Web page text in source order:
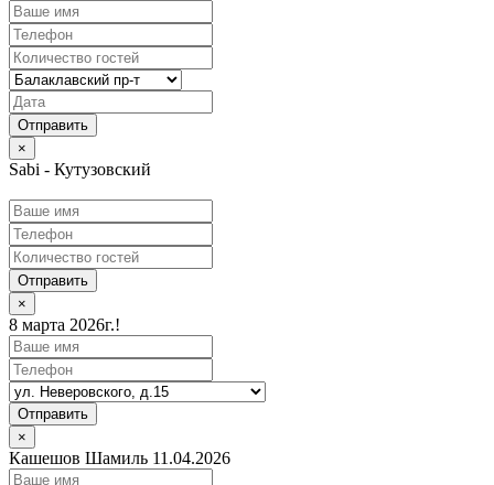
×
Sabi - Кутузовский
Отправить
×
8 марта 2026г.!
Отправить
×
Кашешов Шамиль 11.04.2026